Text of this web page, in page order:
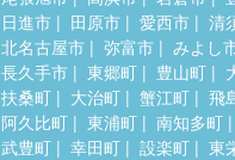
日進市
田原市 愛西市
清
北名古屋市
弥富市 みよし
長久手市
東郷町 豊山町
扶桑町
大治町 蟹江町
飛
阿久比町
東浦町 南知多町
武豊町
幸田町 設楽町 東